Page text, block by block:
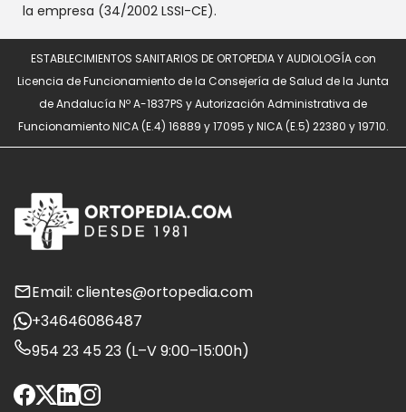
la empresa (34/2002 LSSI-CE).
ESTABLECIMIENTOS SANITARIOS DE ORTOPEDIA Y AUDIOLOGÍA con
Licencia de Funcionamiento de la Consejería de Salud de la Junta
de Andalucía Nº A-1837PS y Autorización Administrativa de
Funcionamiento NICA (E.4) 16889 y 17095 y NICA (E.5) 22380 y 19710.
Email: clientes@ortopedia.com
+34646086487
954 23 45 23 (L–V 9:00–15:00h)